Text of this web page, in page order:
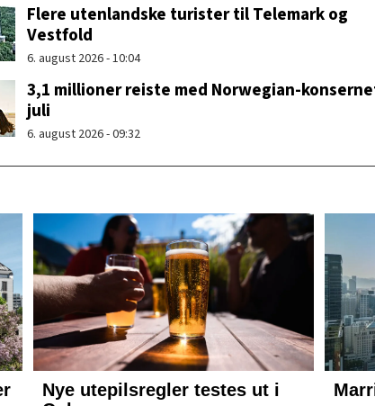
Flere utenlandske turister til Telemark og
Vestfold
6. august 2026 - 10:04
3,1 millioner reiste med Norwegian-
juli
6. august 2026 - 09:32